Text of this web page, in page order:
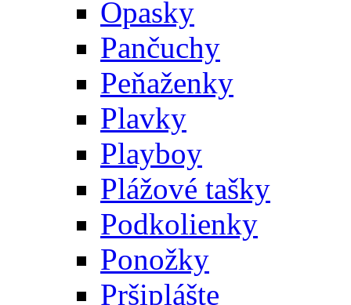
Opasky
Pančuchy
Peňaženky
Plavky
Playboy
Plážové tašky
Podkolienky
Ponožky
Pršiplášte